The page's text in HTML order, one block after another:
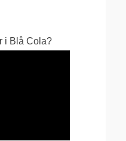
i Blå Cola?